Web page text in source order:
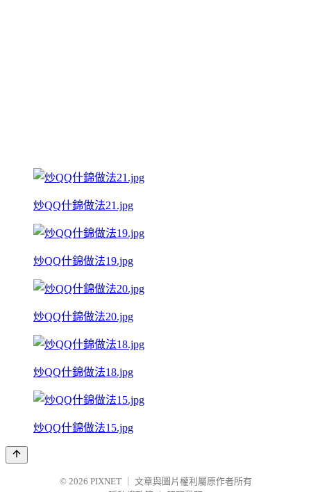
炒QQ什錦做法21.jpg
炒QQ什錦做法19.jpg
炒QQ什錦做法20.jpg
炒QQ什錦做法18.jpg
炒QQ什錦做法15.jpg
© 2026 PIXNET
文章與圖片權利屬原作者所有